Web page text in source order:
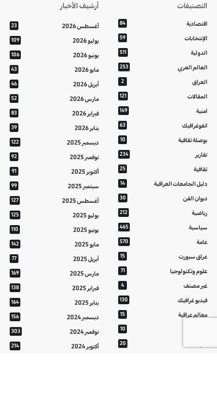
التصنيفات
اقتصادية 84
الإنتخابات 59
الدولية 511
العالم العربي 253
العراق 2
المقالات 121
امنية 149
انفوغرافيك 63
بوصلة ثقافية 10
تقارير 234
ثقافية 25
دليل الجامعات العراقية 14
ديوان الفن 30
رياضية 212
سياسية 465
عامة 570
عراق سبورت 15
علوم وتكنولوجيا 71
غير مصنف 4
فيديو غرافيك 130
معالم عراقية 15
10
20
أرشيف الأخبار
أغسطس 2026 23
يوليو 2026 109
يونيو 2026 106
مايو 2026 43
أبريل 2026 46
مارس 2026 52
فبراير 2026 83
يناير 2026 39
ديسمبر 2025 122
نوفمبر 2025 92
أكتوبر 2025 91
سبتمبر 2025 99
أغسطس 2025 127
يوليو 2025 125
يونيو 2025 110
مايو 2025 142
أبريل 2025 77
مارس 2025 169
فبراير 2025 138
يناير 2025 164
ديسمبر 2024 156
نوفمبر 2024 303
أكتوبر 2024 214